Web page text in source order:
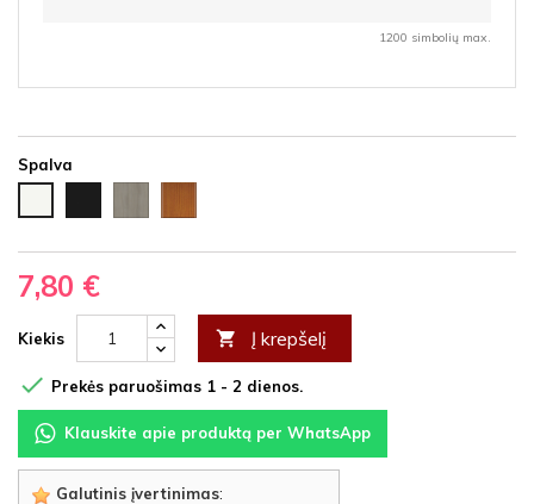
1200 simbolių max.
Spalva
HDF
HDF
latte
HDF
7,80 €
Kiekis  Į krepšelį
 Prekės paruošimas 1 - 2 dienos.
Klauskite apie produktą per WhatsApp
Galutinis įvertinimas: